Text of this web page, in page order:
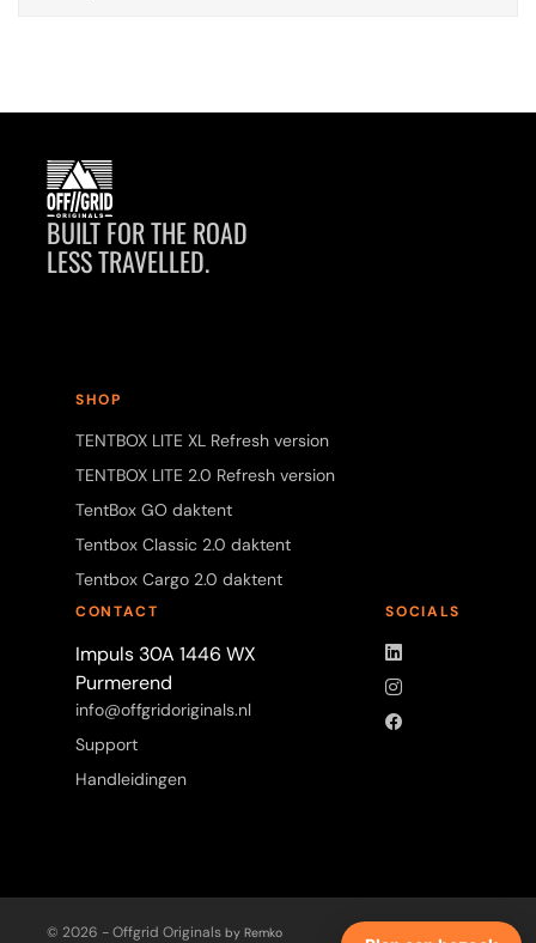
BUILT FOR THE ROAD
LESS TRAVELLED.
SHOP
TENTBOX LITE XL Refresh version
TENTBOX LITE 2.0 Refresh version
TentBox GO daktent
Tentbox Classic 2.0 daktent
Tentbox Cargo 2.0 daktent
CONTACT
Impuls 30A 1446 WX
Purmerend
info@offgridoriginals.nl
Support
Handleidingen
SOCIALS
LinkedIn
Instagram
Facebook
© 2026 - Offgrid Originals by Remko